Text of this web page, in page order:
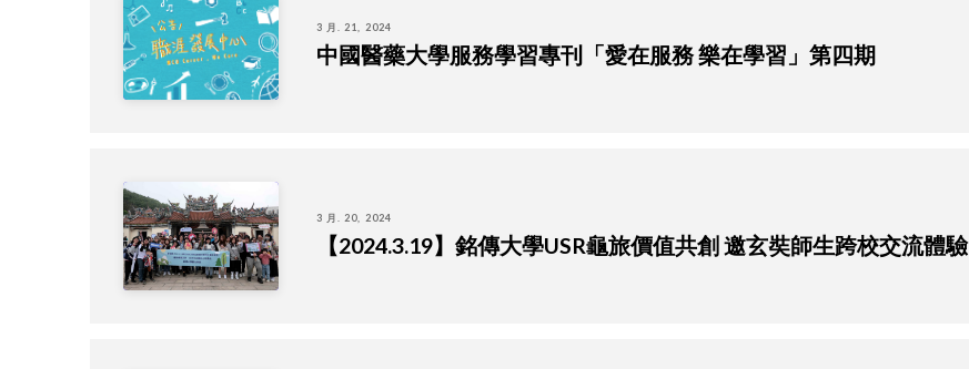
3 月. 21, 2024
中國醫藥大學服務學習專刊「愛在服務 樂在學習」第四期
3 月. 20, 2024
【2024.3.19】銘傳大學USR龜旅價值共創 邀玄奘師生跨校交流體驗